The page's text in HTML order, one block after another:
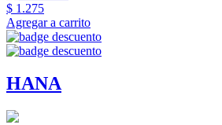
$ 1.275
Agregar a carrito
HANA